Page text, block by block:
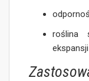
roślina
ekspansji